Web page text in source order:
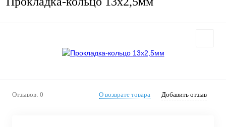
Отзывов: 0 О возврате товара Добавить отзыв